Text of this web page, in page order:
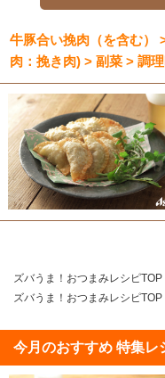
牛豚合い挽肉（を含む）
肉：挽き肉) > 副菜 > 調
ズバうま！おつまみレシピTOP
ズバうま！おつまみレシピTOP
今月のおすすめ 特集レ